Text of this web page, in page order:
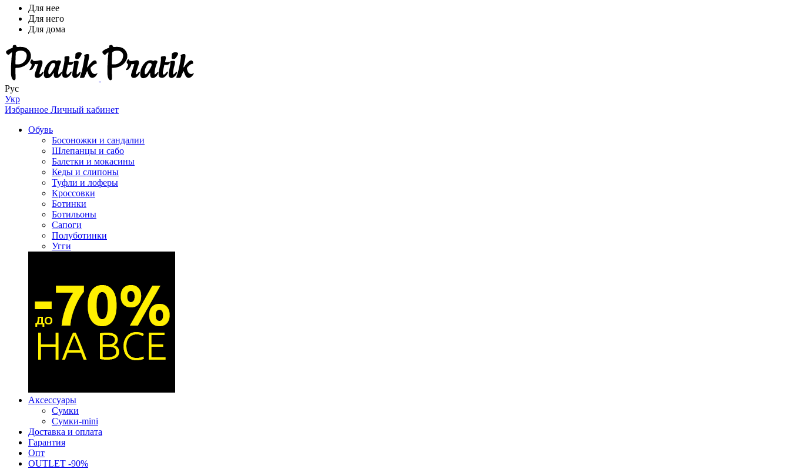
Для нее
Для него
Для дома
Рус
Укр
Избранное Личный кабинет
Обувь
Босоножки и сандалии
Шлепанцы и сабо
Балетки и мокасины
Кеды и слипоны
Туфли и лоферы
Кроссовки
Ботинки
Ботильоны
Сапоги
Полуботинки
Угги
Аксессуары
Сумки
Сумки-mini
Доставка и оплата
Гарантия
Опт
OUTLET -90%